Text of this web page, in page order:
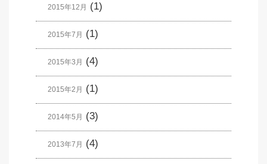
2015年12月 (1)
2015年7月 (1)
2015年3月 (4)
2015年2月 (1)
2014年5月 (3)
2013年7月 (4)